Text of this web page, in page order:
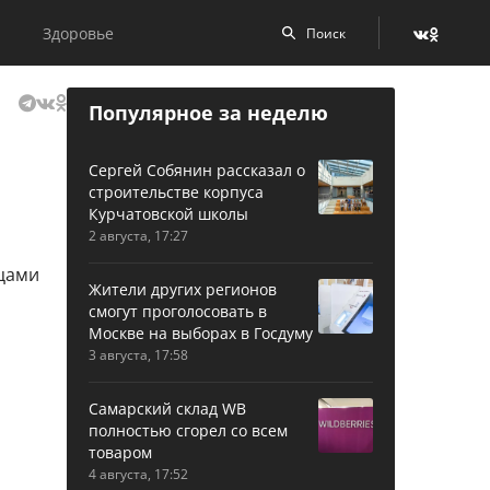
Здоровье
Популярное за неделю
Сергей Собянин рассказал о
строительстве корпуса
Курчатовской школы
2 августа, 17:27
Жители других регионов
смогут проголосовать в
Москве на выборах в Госдуму
3 августа, 17:58
Самарский склад WB
полностью сгорел со всем
товаром
4 августа, 17:52